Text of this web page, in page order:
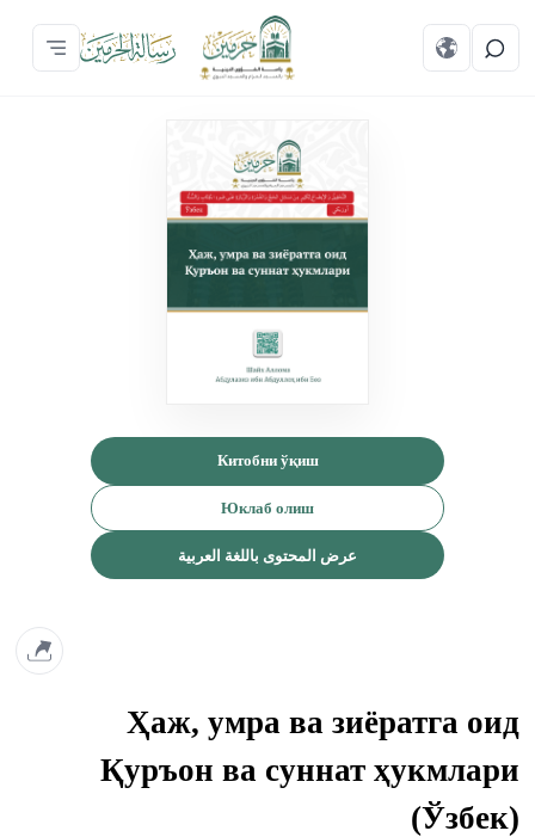
Китобни ўқиш
Юклаб олиш
عرض المحتوى باللغة العربية
Ҳаж, умра ва зиёратга оид
Қуръон ва суннат ҳукмлари
(Ўзбек)